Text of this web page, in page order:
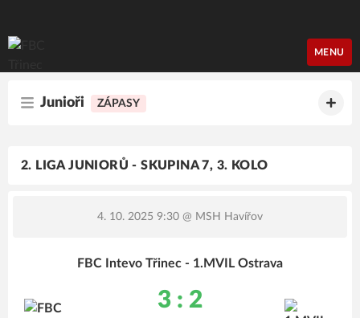
FBC Třinec
MENU
Junioři ZÁPASY
2. LIGA JUNIORŮ - SKUPINA 7, 3. KOLO
4. 10. 2025 9:30 @ MSH Havířov
FBC Intevo Třinec - 1.MVIL Ostrava
3 : 2